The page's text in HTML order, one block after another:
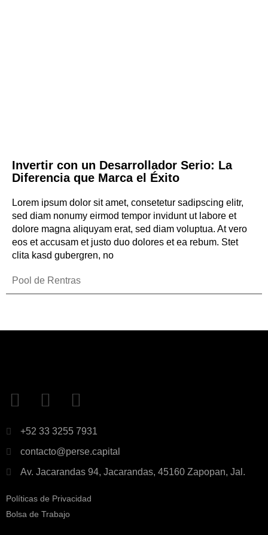
Invertir con un Desarrollador Serio: La
Diferencia que Marca el Éxito
Lorem ipsum dolor sit amet, consetetur sadipscing elitr,
sed diam nonumy eirmod tempor invidunt ut labore et
dolore magna aliquyam erat, sed diam voluptua. At vero
eos et accusam et justo duo dolores et ea rebum. Stet
clita kasd gubergren, no
Pool de Rentras
+52 33 3255 7931
contacto@perse.capital
Av. Jacarandas 94, Jacarandas, 45160 Zapopan, Jal.
Políticas de Privacidad
Bolsa de Trabajo